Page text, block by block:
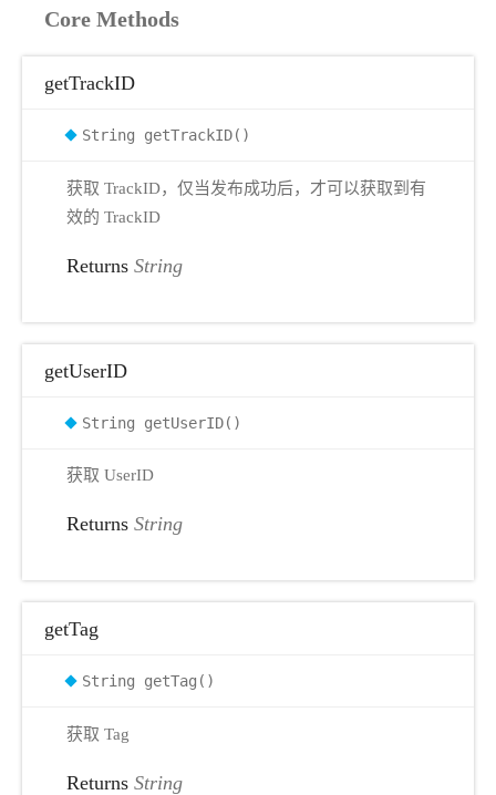
Core Methods
getTrackID
String getTrackID()
获取 TrackID，仅当发布成功后，才可以获取到有
效的 TrackID
Returns String
getUserID
String getUserID()
获取 UserID
Returns String
getTag
String getTag()
获取 Tag
Returns String